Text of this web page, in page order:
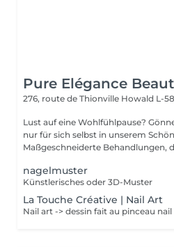
Pure Elégance
276, route de Thionville Howald L-
Lust auf eine Wohlfühlpause? Gönnen Sie sich einen Moment
nur für sich selbst in unserem
Maßgeschneiderte Behandlungen,
nagelmuster
Künstlerisches oder 3D-Muster
La Touche Créative | Nail Art
Nail art -> dessin fait au pinceau